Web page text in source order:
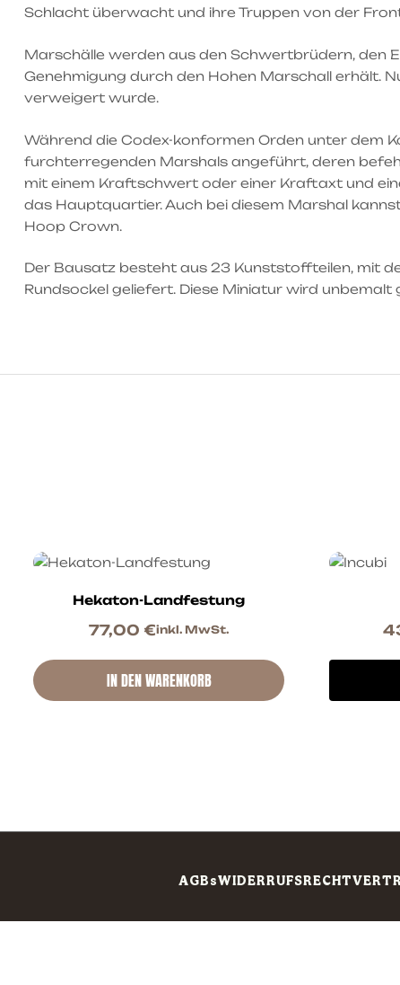
Schlacht überwacht und ihre Truppen von der
Marschälle werden aus den Schwertbrüdern, den
Genehmigung durch den Hohen Marschall erhält.
verweigert wurde.
Während die Codex-konformen Orden unter dem
furchterregenden Marshals angeführt, deren
mit einem Kraftschwert oder einer Kraftaxt und
das Hauptquartier. Auch bei diesem Marshal
Hoop Crown.
Der Bausatz besteht aus 23 Kunststoffteilen, mit
Rundsockel geliefert. Diese Miniatur wird
Hekaton-Landfestung
77,00 €inkl. MwSt.
IN DEN WARENKORB
AGBsWIDERRUFSRECHT